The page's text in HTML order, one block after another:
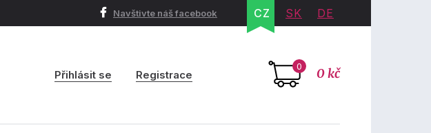
Navštivte náš facebook CZ SK DE
0 0 kč
Přihlásit se Registrace